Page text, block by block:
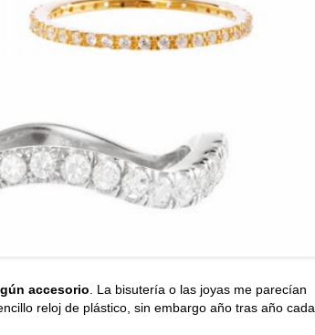
accesorio . La bisutería o las joyas me parecían
reloj de plástico, sin embargo año tras año cada